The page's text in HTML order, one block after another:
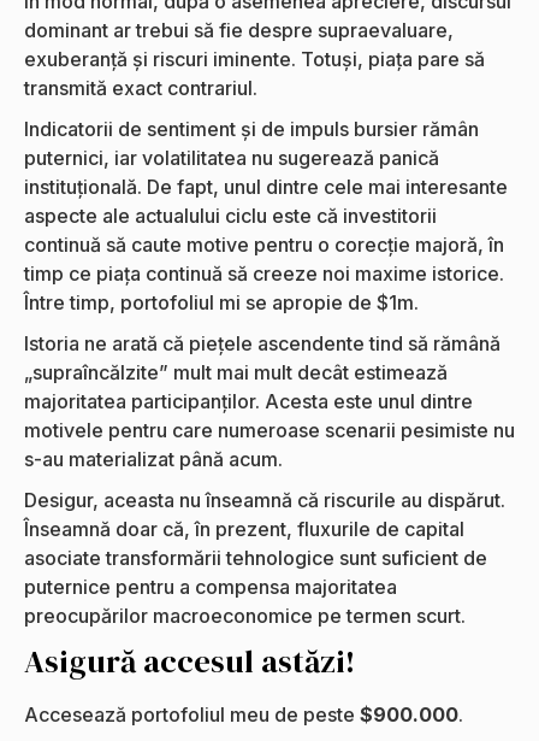
dominant ar trebui să fie despre supraevaluare,
exuberanță și riscuri iminente. Totuși, piața pare să
transmită exact contrariul.
Indicatorii de sentiment și de impuls bursier rămân
puternici, iar volatilitatea nu sugerează panică
instituțională. De fapt, unul dintre cele mai interesante
aspecte ale actualului ciclu este că investitorii
continuă să caute motive pentru o corecție majoră, în
timp ce piața continuă să creeze noi maxime istorice.
Între timp, portofoliul mi se apropie de $1m.
Istoria ne arată că piețele ascendente tind să rămână
„supraîncălzite” mult mai mult decât estimează
majoritatea participanților. Acesta este unul dintre
motivele pentru care numeroase scenarii pesimiste nu
s-au materializat până acum.
Desigur, aceasta nu înseamnă că riscurile au dispărut.
Înseamnă doar că, în prezent, fluxurile de capital
asociate transformării tehnologice sunt suficient de
puternice pentru a compensa majoritatea
preocupărilor macroeconomice pe termen scurt.
Asigură accesul astăzi!
Accesează portofoliul meu de peste $900.000.